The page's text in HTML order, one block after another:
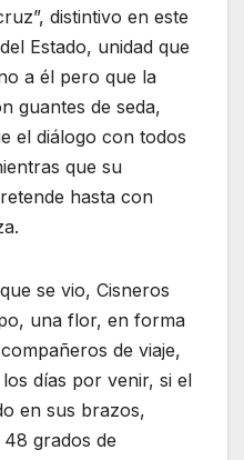
distintivo en este
Estado, unidad que
a él pero que la
guantes de seda,
el diálogo con todos
que su
hasta con
se vio, Cisneros
una flor, en forma
de viaje,
días por venir, si el
en sus brazos,
grados de